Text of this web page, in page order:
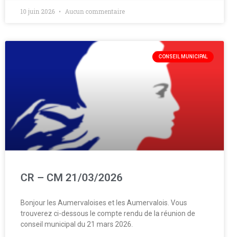
10 juin 2026 Aucun commentaire
CONSEIL MUNICIPAL
CR – CM 21/03/2026
Bonjour les Aumervaloises et les Aumervalois. Vous
trouverez ci-dessous le compte rendu de la réunion de
conseil municipal du 21 mars 2026.